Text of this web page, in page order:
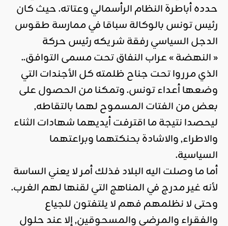
حدده أباطرة النظام الرأسمالي وعتاته. حيث كان
رئيس تونس بالوكالة سباقا في ممارسة طقوس
الدجل السياسي رفقة شريكه رئيس حركة
« النهضة » عراب النفاق تحت مسمى التوافق..
الذي مرروا تحت جناح ظلمته كل الأجندات التي
وضعها أعداء تونس. وتمكنا من الحصول على
بعض من الفتات المسموح لهما بالتقاطه,
ليحصدا نتيجة ما اقترفت أيديهما شهادات الثناء
والاطراء, والاشادة بحنكتهما وبراعتهما
السياسية.
أما ما وصلت اليه البلاد فذلك أمر لا يعني الساسة
لأنه غير مدرج في المناهج التي لقنها لهم الغرب.
وحتى لا نظلمهم فهم لا يلتفتون للجياع
والفقراء والمرضى والمسحوقين, إلا عند حلول